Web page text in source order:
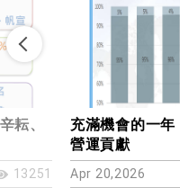
耘、
13251
充滿機會的一
營運貢獻
Apr 20,2026